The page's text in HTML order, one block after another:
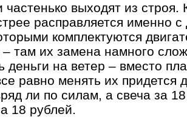
частенько выходят из строя.
расправляется именно
комплектуются
там их замена намного
деньги на ветер – вместо
равно менять их придется
ли по силам, а свеча за
18 рублей.